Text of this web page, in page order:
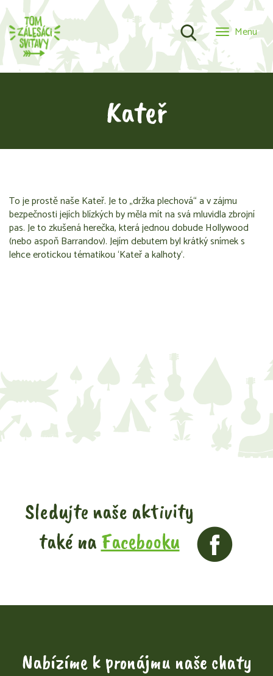
Menu
Kateř
To je prostě naše Kateř. Je to „držka plechová“ a v zájmu
bezpečnosti jejích blízkých by měla mít na svá mluvidla zbrojní
pas. Je to zkušená herečka, která jednou dobude Hollywood
(nebo aspoň Barrandov). Jejím debutem byl krátký snímek s
lehce erotickou tématikou ‘Kateř a kalhoty‘.
Sledujte naše aktivity
také na Facebooku
Nabízíme k pronájmu naše chaty